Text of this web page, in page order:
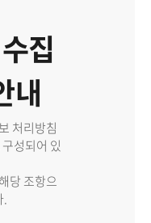
집
내
처리방침
성되어 있
당 조항으
.